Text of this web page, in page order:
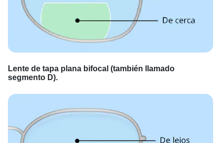
Lente de tapa plana bifocal (también llamado
segmento D).